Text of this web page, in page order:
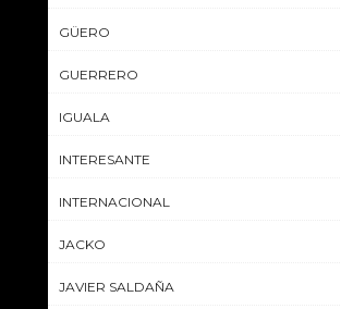
GÜERO
GUERRERO
IGUALA
INTERESANTE
INTERNACIONAL
JACKO
JAVIER SALDAÑA